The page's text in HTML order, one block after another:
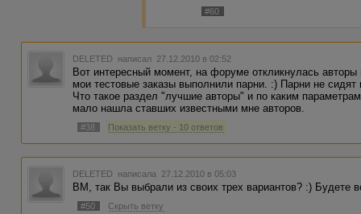
#60
DELETED написал 27.12.2010 в 02:52
Вот интересный момент, на форуме откликнулась
мои тестовые заказы выполнили парни. :) Парни не
Что такое раздел "лучшие авторы" и по каким
мало нашла ставших известными мне авторов.
#38 Показать ветку - 10 ответов
DELETED написала 27.12.2010 в 05:03
ВМ, так Вы выбрали из своих трех вариантов? :) Будете
#50 Скрыть ветку